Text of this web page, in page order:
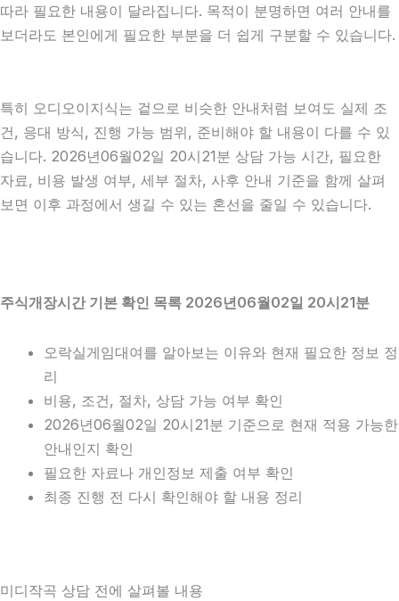
따라 필요한 내용이 달라집니다. 목적이 분명하면 여러 안내를
보더라도 본인에게 필요한 부분을 더 쉽게 구분할 수 있습니다.
특히 오디오이지식는 겉으로 비슷한 안내처럼 보여도 실제 조
건, 응대 방식, 진행 가능 범위, 준비해야 할 내용이 다를 수 있
습니다. 2026년06월02일 20시21분 상담 가능 시간, 필요한
자료, 비용 발생 여부, 세부 절차, 사후 안내 기준을 함께 살펴
보면 이후 과정에서 생길 수 있는 혼선을 줄일 수 있습니다.
주식개장시간 기본 확인 목록 2026년06월02일 20시21분
오락실게임대여를 알아보는 이유와 현재 필요한 정보 정
리
비용, 조건, 절차, 상담 가능 여부 확인
2026년06월02일 20시21분 기준으로 현재 적용 가능한
안내인지 확인
필요한 자료나 개인정보 제출 여부 확인
최종 진행 전 다시 확인해야 할 내용 정리
미디작곡 상담 전에 살펴볼 내용